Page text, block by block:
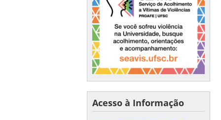
Acesso à Informação